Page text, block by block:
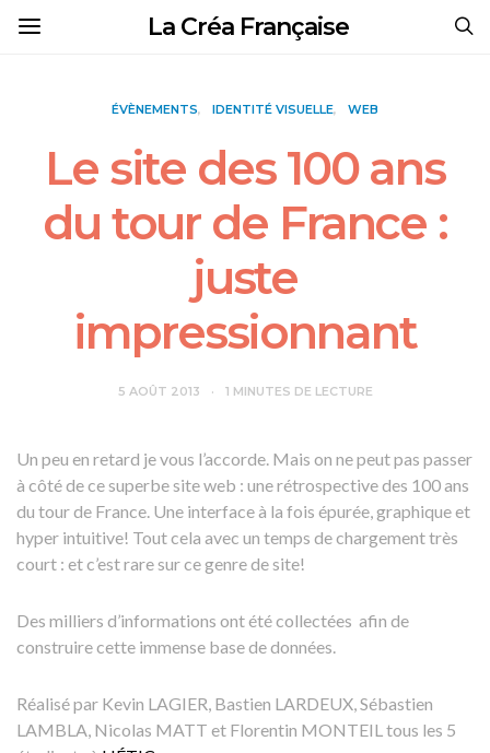
La Créa Française
ÉVÈNEMENTS IDENTITÉ VISUELLE WEB
Le site des 100 ans
du tour de France :
juste
impressionnant
5 AOÛT 2013 1 MINUTES DE LECTURE
Un peu en retard je vous l’accorde. Mais on ne peut pas passer
à côté de ce superbe site web : une rétrospective des 100 ans
du tour de France. Une interface à la fois épurée, graphique et
hyper intuitive! Tout cela avec un temps de chargement très
court : et c’est rare sur ce genre de site!
Des milliers d’informations ont été collectées afin de
construire cette immense base de données.
Réalisé par Kevin LAGIER, Bastien LARDEUX, Sébastien
LAMBLA, Nicolas MATT et Florentin MONTEIL tous les 5